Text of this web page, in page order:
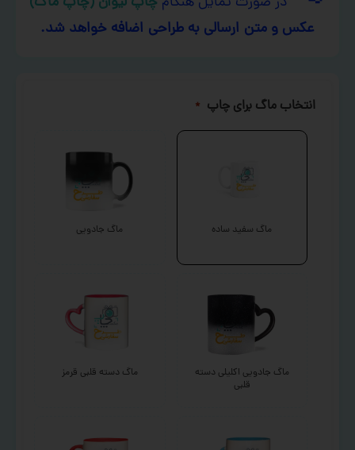
عکس و متن ارسالی به طراحی اضافه خواهد شد.
انتخاب ماگ برای چاپ *
ماگ سفید ساده ماگ جادویی
ماگ جادویی اکلیلی دسته
قلبی
ماگ دسته قلبی قرمز